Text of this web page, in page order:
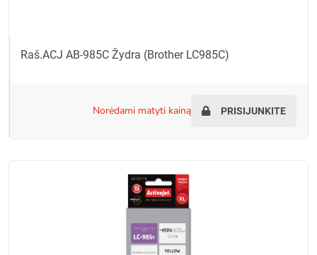
Raš.ACJ AB-985C Žydra (Brother LC985C)
norėdami matyti kainą PRISIJUNKITE